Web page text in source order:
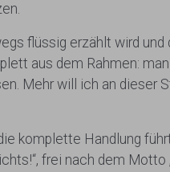
flüssig erzählt wird
aus dem Rahmen:
Mehr will ich an dieser
komplette Handlung
frei nach dem Motto